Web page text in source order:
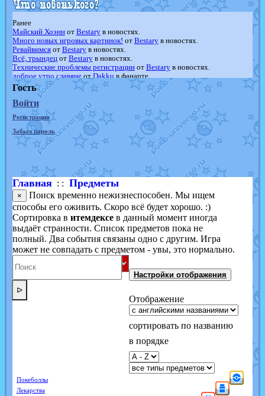
Ранее
Майский Хоэннот Bestaryв новостях.
Много новых игровых картинок! от Bestaryв новостях.
Ревайвимсяот Bestaryв новостях.
Всё, трындецот Bestaryв новостях.
Технические проблемы регистрацииот Bestaryв новостях.
доброе утро славянеот Dakku в фанарте.
Йолда и МимикьюотMavisNyanCatв фанарте.
Недовольный котомангуст
в фанарте.
The Dark Wishmaker
отRandomon
шадоу спиритомб
отilovearceus
в фанарте.
траббишотilovearceusв фанарте.
Raging BoltотGraceDaFox
Shadow mismagiusотJOK_julia
в фанарте.
художникот vicavicaв фанарте.
Гость
Войти
Регистрация
Забыл пароль
Главная: : Предметы
×
Поиск временно нежизнеспособен. Мы ищем
способы его оживить. Скоро всё будет хорошо. :)
Сортировка в итемдексев данный момент иногда
выдаёт странности. Список предметов пока не
полный. Два события связаны одно с другим. Игра
может не совпадать с предметом - увы, это нормально.
ᐅ
Настройки отображения
Отображение
сортировать по названию
в порядке
Покеболлы
Лекарства